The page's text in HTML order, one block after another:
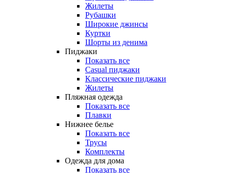
Жилеты
Рубашки
Широкие джинсы
Куртки
Шорты из денима
Пиджаки
Показать все
Casual пиджаки
Классические пиджаки
Жилеты
Пляжная одежда
Показать все
Плавки
Нижнее белье
Показать все
Трусы
Комплекты
Одежда для дома
Показать все